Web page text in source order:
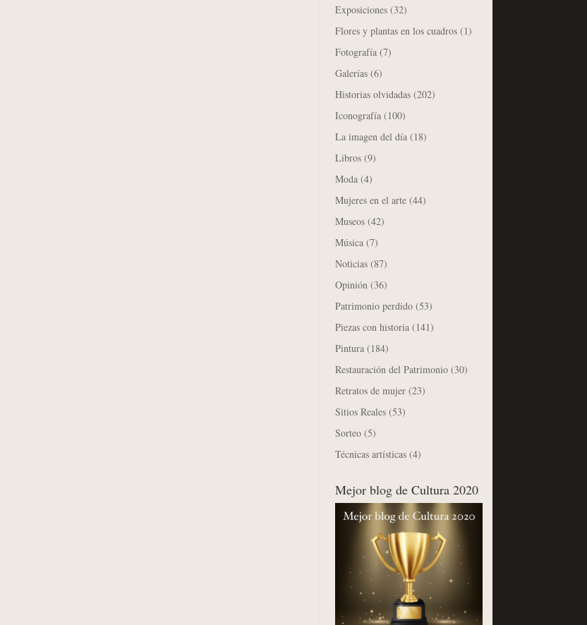
Exposiciones (32)
Flores y plantas en los cuadros (1)
Fotografía (7)
Galerías (6)
Historias olvidadas (202)
Iconografía (100)
La imagen del día (18)
Libros (9)
Moda (4)
Mujeres en el arte (44)
Museos (42)
Música (7)
Noticias (87)
Opinión (36)
Patrimonio perdido (53)
Piezas con historia (141)
Pintura (184)
Restauración del Patrimonio (30)
Retratos de mujer (23)
Sitios Reales (53)
Sorteo (5)
Técnicas artísticas (4)
Mejor blog de Cultura 2020